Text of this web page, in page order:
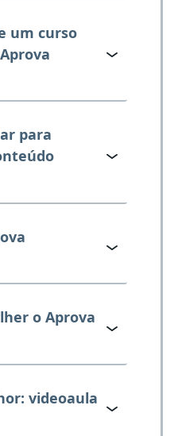
um curso
para
o Aprova
videoaula